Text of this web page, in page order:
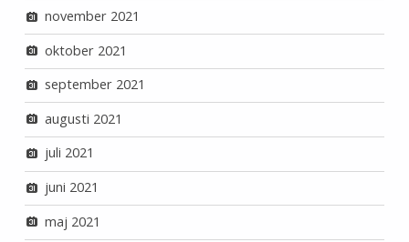
november 2021
oktober 2021
september 2021
augusti 2021
juli 2021
juni 2021
maj 2021